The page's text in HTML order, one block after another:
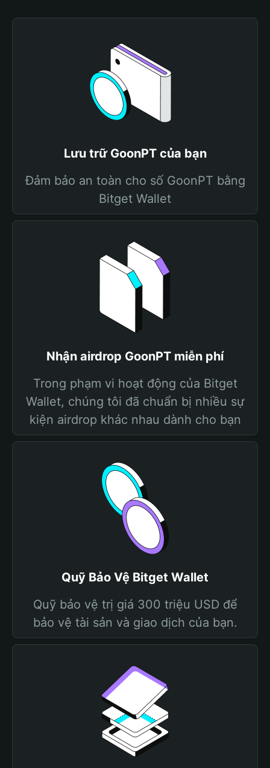
Lưu trữ GoonPT của bạn
Đảm bảo an toàn cho số GoonPT bằng
Bitget Wallet
Nhận airdrop GoonPT miễn phí
Trong phạm vi hoạt động của Bitget
Wallet, chúng tôi đã chuẩn bị nhiều sự
kiện airdrop khác nhau dành cho bạn
Quỹ Bảo Vệ Bitget Wallet
Quỹ bảo vệ trị giá 300 triệu USD để
bảo vệ tài sản và giao dịch của bạn.